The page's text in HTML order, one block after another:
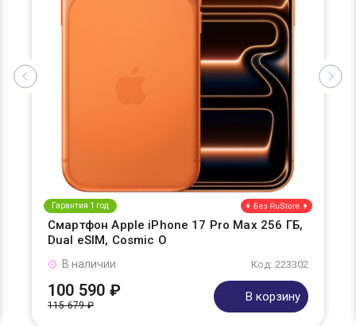
Гарантия 1 год
Смартфон Apple iPhone 17 Pro Max 256 ГБ,
Dual eSIM, Cosmic O
Код: 223302
В наличии
100 590 ₽
115 679 ₽
В корзину